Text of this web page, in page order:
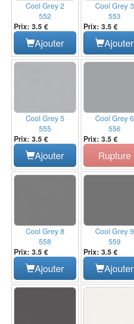
Cool Grey 2
552
Prix: 3.5 €
Ajouter
Cool Grey 3
553
Prix: 3.5 €
Ajouter
Cool Grey 5
555
Prix: 3.5 €
Ajouter
Cool Grey 6
556
Prix: 3.5 €
Rupture
Cool Grey 8
558
Prix: 3.5 €
Ajouter
Cool Grey 9
559
Prix: 3.5 €
Ajouter